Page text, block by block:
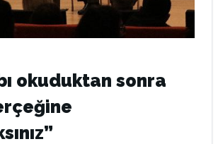
okuduktan sonra